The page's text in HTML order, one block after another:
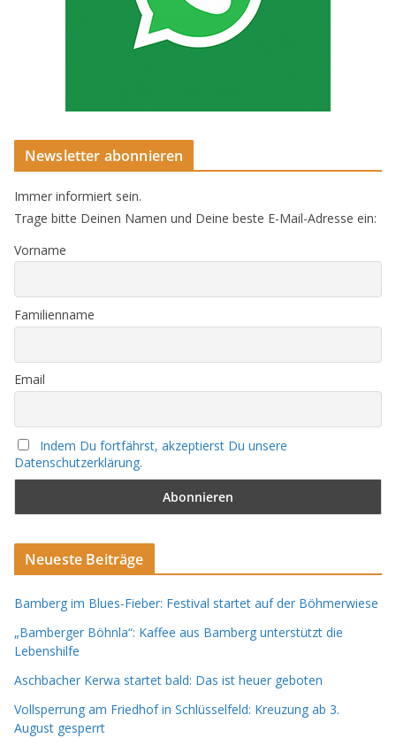
Newsletter abonnieren
Immer informiert sein.
Trage bitte Deinen Namen und Deine beste E-Mail-Adresse ein:
Vorname
Familienname
Email
Indem Du fortfährst, akzeptierst Du unsere
Datenschutzerklärung.
Neueste Beiträge
Bamberg im Blues-Fieber: Festival startet auf der Böhmerwiese
„Bamberger Böhnla“: Kaffee aus Bamberg unterstützt die
Lebenshilfe
Aschbacher Kerwa startet bald: Das ist heuer geboten
Vollsperrung am Friedhof in Schlüsselfeld: Kreuzung ab 3.
August gesperrt